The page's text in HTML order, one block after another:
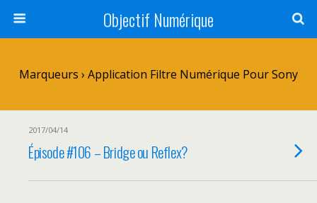
Objectif Numérique
Marqueurs › Application Filtre Numérique Pour Sony
2017/04/14
Épisode #106 – Bridge ou Reflex?